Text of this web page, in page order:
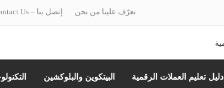
تعرّف علينا من نحن إتصل بنا – Contact Us
دليل تعليم العملات الرقمية البيتكوين والبلوكشين